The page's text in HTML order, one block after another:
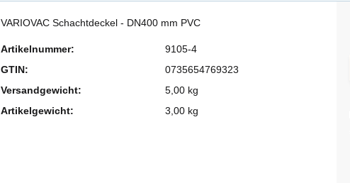
VARIOVAC Schachtdeckel - DN400 mm PVC
Artikelnummer:
9105-4
GTIN:
0735654769323
Versandgewicht:
5,00 kg
Artikelgewicht:
3,00 kg